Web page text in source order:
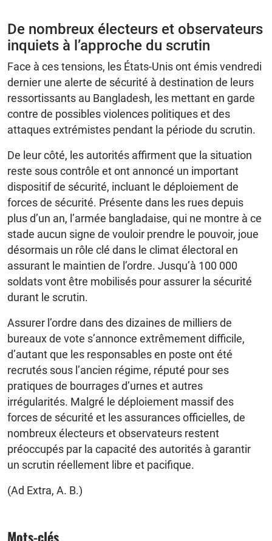
De nombreux électeurs et observateurs
inquiets à l’approche du scrutin
Face à ces tensions, les États-Unis ont émis vendredi
dernier une alerte de sécurité à destination de leurs
ressortissants au Bangladesh, les mettant en garde
contre de possibles violences politiques et des
attaques extrémistes pendant la période du scrutin.
De leur côté, les autorités affirment que la situation
reste sous contrôle et ont annoncé un important
dispositif de sécurité, incluant le déploiement de
forces de sécurité. Présente dans les rues depuis
plus d’un an, l’armée bangladaise, qui ne montre à ce
stade aucun signe de vouloir prendre le pouvoir, joue
désormais un rôle clé dans le climat électoral en
assurant le maintien de l’ordre. Jusqu’à 100 000
soldats vont être mobilisés pour assurer la sécurité
durant le scrutin.
Assurer l’ordre dans des dizaines de milliers de
bureaux de vote s’annonce extrêmement difficile,
d’autant que les responsables en poste ont été
recrutés sous l’ancien régime, réputé pour ses
pratiques de bourrages d’urnes et autres
irrégularités. Malgré le déploiement massif des
forces de sécurité et les assurances officielles, de
nombreux électeurs et observateurs restent
préoccupés par la capacité des autorités à garantir
un scrutin réellement libre et pacifique.
(Ad Extra, A. B.)
Mots-clés